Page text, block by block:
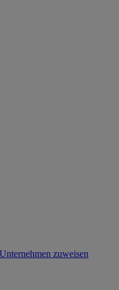
zuweisen